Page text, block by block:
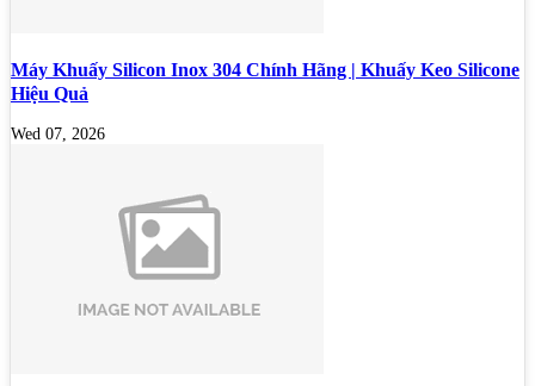
Máy Khuấy Silicon Inox 304 Chính Hãng | Khuấy Keo Silicone
Hiệu Quả
Wed 07, 2026